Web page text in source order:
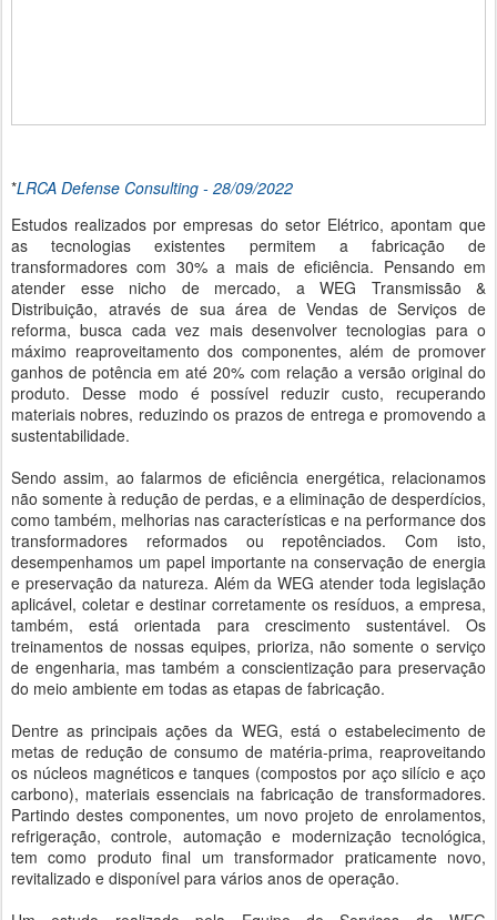
*LRCA Defense Consulting - 28/09/2022
Estudos realizados por empresas do setor Elétrico, apontam que
as tecnologias existentes permitem a fabricação de
transformadores com 30% a mais de eficiência. Pensando em
atender esse nicho de mercado, a WEG Transmissão &
Distribuição, através de sua área de Vendas de Serviços de
reforma, busca cada vez mais desenvolver tecnologias para o
máximo reaproveitamento dos componentes, além de promover
ganhos de potência em até 20% com relação a versão original do
produto. Desse modo é possível reduzir custo, recuperando
materiais nobres, reduzindo os prazos de entrega e promovendo a
sustentabilidade.
Sendo assim, ao falarmos de eficiência energética, relacionamos
não somente à redução de perdas, e a eliminação de desperdícios,
como também, melhorias nas características e na performance dos
transformadores reformados ou repotênciados. Com isto,
desempenhamos um papel importante na conservação de energia
e preservação da natureza. Além da WEG atender toda legislação
aplicável, coletar e destinar corretamente os resíduos, a empresa,
também, está orientada para crescimento sustentável. Os
treinamentos de nossas equipes, prioriza, não somente o serviço
de engenharia, mas também a conscientização para preservação
do meio ambiente em todas as etapas de fabricação.
Dentre as principais ações da WEG, está o estabelecimento de
metas de redução de consumo de matéria-prima, reaproveitando
os núcleos magnéticos e tanques (compostos por aço silício e aço
carbono), materiais essenciais na fabricação de transformadores.
Partindo destes componentes, um novo projeto de enrolamentos,
refrigeração, controle, automação e modernização tecnológica,
tem como produto final um transformador praticamente novo,
revitalizado e disponível para vários anos de operação.